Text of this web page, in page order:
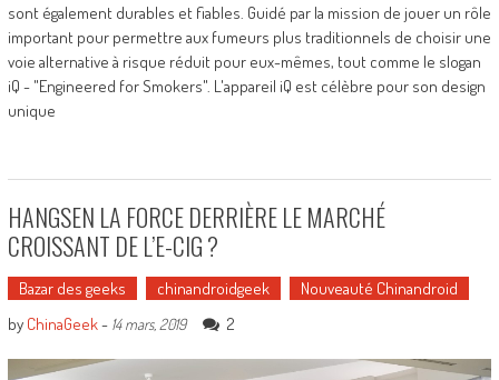
sont également durables et fiables. Guidé par la mission de jouer un rôle
important pour permettre aux fumeurs plus traditionnels de choisir une
voie alternative à risque réduit pour eux-mêmes, tout comme le slogan
iQ - "Engineered for Smokers". L'appareil iQ est célèbre pour son design
unique
HANGSEN LA FORCE DERRIÈRE LE MARCHÉ
CROISSANT DE L’E-CIG ?
Bazar des geeks chinandroidgeek
Nouveauté Chinandroid
by ChinaGeek- 14 mars, 2019 2